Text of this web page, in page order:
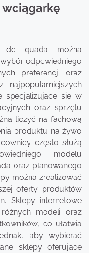
wciągarkę
do quada można
odpowiedniego
preferencji oraz
najpopularniejszych
specjalizujące się w
oraz sprzętu
liczyć na fachową
produktu na żywo
często służą
modelu
oraz planowanego
można zrealizować
oferty produktów
Sklepy internetowe
modeli oraz
co ułatwia
aby wybierać
sklepy oferujące